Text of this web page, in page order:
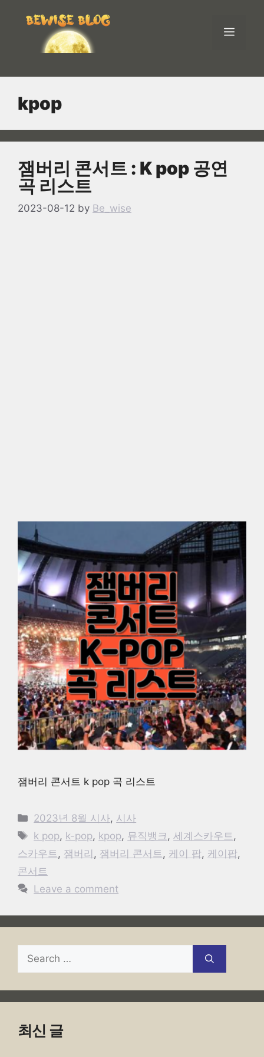
kpop
잼버리 콘서트 : K pop 공연
곡 리스트
2023-08-12 by Be_wise
잼버리 콘서트 k pop 곡 리스트
Categories
2023년 8월 시사, 시사
Tags
k pop, k-pop, kpop, 뮤직뱅크,세계스카우트,
스카우트, 잼버리 , 잼버리 콘서트, 케이 팝, 케이팝,
콘서트
Leave a comment
Search
for:
최신 글